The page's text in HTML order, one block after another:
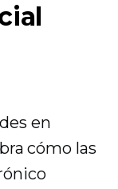
en
cómo las